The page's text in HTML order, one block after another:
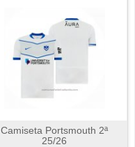
Camiseta Portsmouth 2ª
25/26